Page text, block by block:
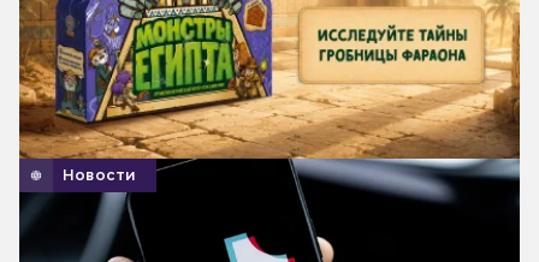
Новости